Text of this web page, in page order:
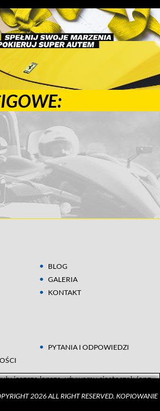
BLOG
GALERIA
KONTAKT
PYTANIA I ODPOWIEDZI
jeszcze lepsze, używamy ciasteczek (ang.
2026 ALL RIGHT RESERVED. KOPIOWANIE